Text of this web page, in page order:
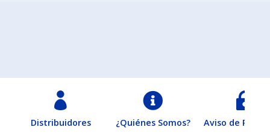

Distribuidores

¿Quiénes Somos?

Aviso de